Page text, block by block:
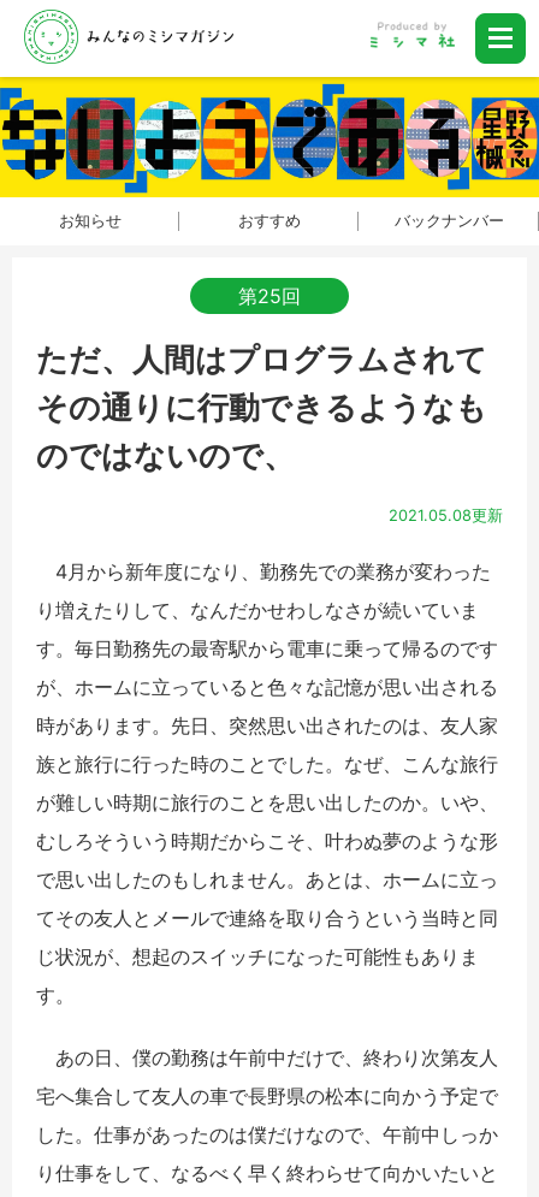
お知らせ おすすめ バックナンバー
第25回
ただ、人間はプログラムされて
その通りに行動できるようなも
のではないので、
2021.05.08更新
4月から新年度になり、勤務先での業務が変わった
り増えたりして、なんだかせわしなさが続いていま
す。毎日勤務先の最寄駅から電車に乗って帰るのです
が、ホームに立っていると色々な記憶が思い出される
時があります。先日、突然思い出されたのは、友人家
族と旅行に行った時のことでした。なぜ、こんな旅行
が難しい時期に旅行のことを思い出したのか。いや、
むしろそういう時期だからこそ、叶わぬ夢のような形
で思い出したのもしれません。あとは、ホームに立っ
てその友人とメールで連絡を取り合うという当時と同
じ状況が、想起のスイッチになった可能性もありま
す。
あの日、僕の勤務は午前中だけで、終わり次第友人
宅へ集合して友人の車で長野県の松本に向かう予定で
した。仕事があったのは僕だけなので、午前中しっか
り仕事をして、なるべく早く終わらせて向かいたいと